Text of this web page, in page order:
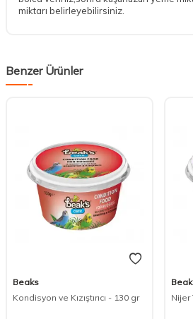
miktarı belirleyebilirsiniz.
Benzer Ürünler
Beaks
Kondisyon ve Kızıştırıcı - 130 gr
Nijer